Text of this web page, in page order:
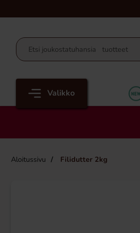
Valikko
Aloitussivu Filidutter 2kg